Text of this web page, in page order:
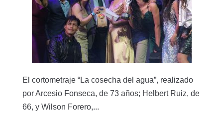
El cortometraje “La cosecha del agua”, realizado
por Arcesio Fonseca, de 73 años; Helbert Ruiz, de
66, y Wilson Forero,...